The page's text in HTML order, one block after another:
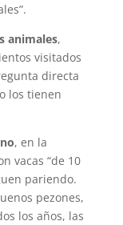
animales,
visitados
directa
los tienen
, en la
vacas “de 10
pariendo.
pezones,
los años, las